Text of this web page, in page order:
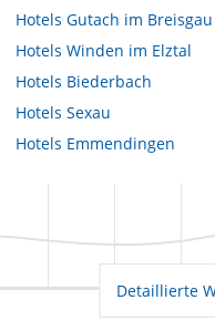
Hotels Gutach im Breisgau
Hotels Winden im Elztal
Hotels Biederbach
Hotels Sexau
Hotels Emmendingen
Detaillierte